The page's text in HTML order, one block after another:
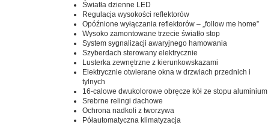
Światła dzienne LED
Regulacja wysokości reflektorów
Opóźnione wyłączania reflektorów – „follow me home”
Wysoko zamontowane trzecie światło stop
System sygnalizacji awaryjnego hamowania
Szyberdach sterowany elektrycznie
Lusterka zewnętrzne z kierunkowskazami
Elektrycznie otwierane okna w drzwiach przednich i
tylnych
16-calowe dwukolorowe obręcze kół ze stopu aluminium
Srebrne relingi dachowe
Ochrona nadkoli z tworzywa
Półautomatyczna klimatyzacja